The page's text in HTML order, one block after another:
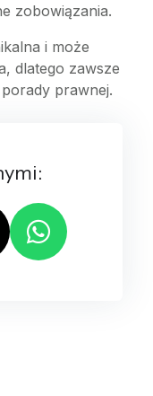
zobowiązania.
i może
dlatego zawsze
prawnej.